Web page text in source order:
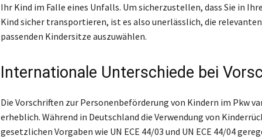
Ihr Kind im Falle eines Unfalls. Um sicherzustellen, dass Sie in
Kind sicher transportieren, ist es also unerlässlich, die
passenden Kindersitze auszuwählen.
Internationale Unterschiede bei
Die Vorschriften zur Personenbeförderung von Kindern im Pkw
erheblich. Während in Deutschland die Verwendung von
gesetzlichen Vorgaben wie UN ECE 44/03 und UN ECE 44/04